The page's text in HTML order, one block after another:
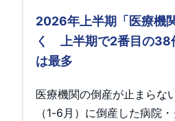
2026年上半期「医療機
く 上半期で2番目の38
は最多
医療機関の倒産が止まらな
（1-6月）に倒産した病院